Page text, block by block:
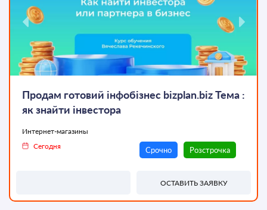
ТОП
Продам готовий інфобізнес bizplan.biz Тема :
як знайти інвестора
Интернет-магазины
Сегодня
Срочно Розстрочка
ОСТАВИТЬ ЗАЯВКУ